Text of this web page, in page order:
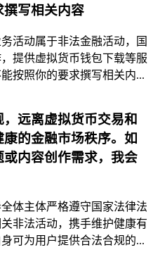
撰写相关内容
活动属于非法金融活动，国
提供虚拟货币钱包下载等服
按照你的要求撰写相关内...
远离虚拟货币交易和
的金融市场秩序。如
内容创作需求，我会
体主体严格遵守国家法律法
非法活动，携手维护健康有
可为用户提供合法合规的...